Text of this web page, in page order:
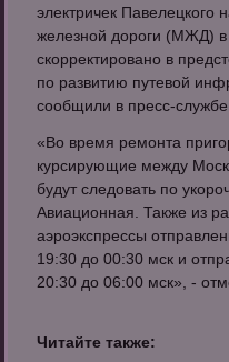
электричек Павелецкого
железной дороги (МЖД) в
скорректировано в
по развитию путевой
сообщили в пресс-
«Во время ремонта
курсирующие между
будут следовать по
Авиационная. Также из
аэроэкспрессы
19:30 до 00:30 мск и
20:30 до 06:00 мск», -
Читайте также: